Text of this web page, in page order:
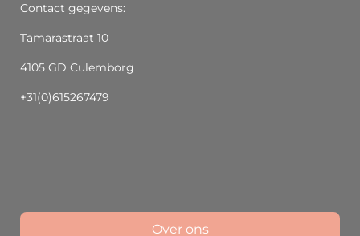
Contact gegevens:
Tamarastraat 10
4105 GD Culemborg
+31(0)615267479
Over ons